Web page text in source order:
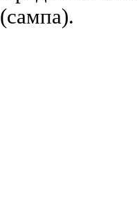
(сампа).